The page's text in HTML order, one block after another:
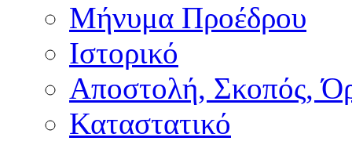
Μήνυμα Προέδρου
Ιστορικό
Αποστολή, Σκοπός,
Καταστατικό